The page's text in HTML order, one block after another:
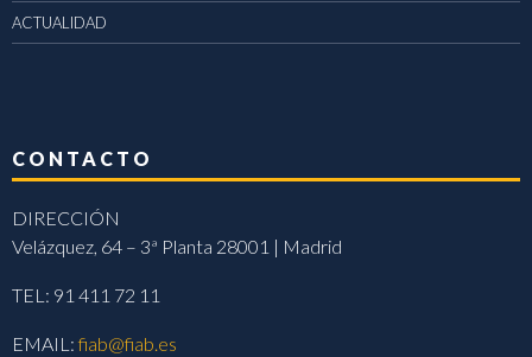
ACTUALIDAD
CONTACTO
DIRECCIÓN
Velázquez, 64 – 3ª Planta 28001 | Madrid
TEL: 91 411 72 11
EMAIL:fiab@fiab.es